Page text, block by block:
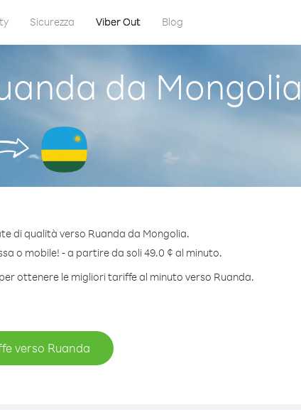
Sicurezza Viber Out Blog
da Mongolia
di qualità verso Ruanda da Mongolia.
o mobile! - a partire da soli 49.0 ¢ al minuto.
ottenere le migliori tariffe al minuto verso Ruanda.
verso Ruanda